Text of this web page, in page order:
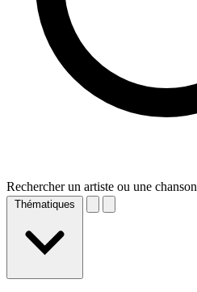
Rechercher un artiste ou une chanson
Thématiques